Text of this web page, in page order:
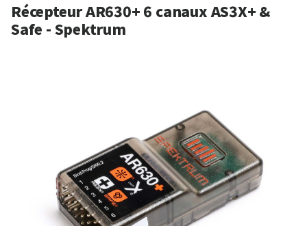
Récepteur AR630+ 6 canaux AS3X+ &
Safe - Spektrum